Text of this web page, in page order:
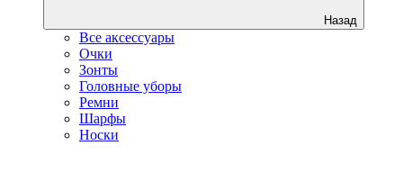
Назад
Все аксессуары
Очки
Зонты
Головные уборы
Ремни
Шарфы
Носки